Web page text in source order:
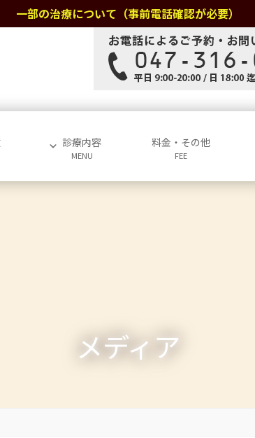
一部の治療について（事前電話確認が必要）
診療内容
MENU
料金・その他
FEE
メディア